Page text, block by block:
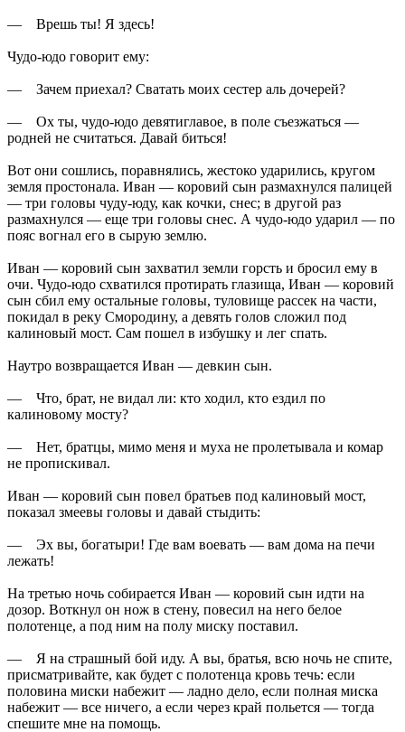
— Врешь ты! Я здесь!
Чудо-юдо говорит ему:
— Зачем приехал? Сватать моих сестер аль дочерей?
— Ох ты, чудо-юдо девятиглавое, в поле съезжаться —
родней не считаться. Давай биться!
Вот они сошлись, поравнялись, жестоко ударились, кругом
земля простонала. Иван — коровий сын размахнулся палицей
— три головы чуду-юду, как кочки, снес; в другой раз
размахнулся — еще три головы снес. А чудо-юдо ударил — по
пояс вогнал его в сырую землю.
Иван — коровий сын захватил земли горсть и бросил ему в
очи. Чудо-юдо схватился протирать глазища, Иван — коровий
сын сбил ему остальные головы, туловище рассек на части,
покидал в реку Смородину, а девять голов сложил под
калиновый мост. Сам пошел в избушку и лег спать.
Наутро возвращается Иван — девкин сын.
— Что, брат, не видал ли: кто ходил, кто ездил по
калиновому мосту?
— Нет, братцы, мимо меня и муха не пролетывала и комар
не пропискивал.
Иван — коровий сын повел братьев под калиновый мост,
показал змеевы головы и давай стыдить:
— Эх вы, богатыри! Где вам воевать — вам дома на печи
лежать!
На третью ночь собирается Иван — коровий сын идти на
дозор. Воткнул он нож в стену, повесил на него белое
полотенце, а под ним на полу миску поставил.
— Я на страшный бой иду. А вы, братья, всю ночь не спите,
присматривайте, как будет с полотенца кровь течь: если
половина миски набежит — ладно дело, если полная миска
набежит — все ничего, а если через край польется — тогда
спешите мне на помощь.